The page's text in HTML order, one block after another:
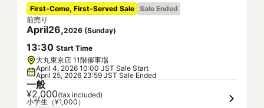
First-Come, First-Served Sale Sale Ended
前売り
April26,2026 (Sunday)
13:30 Start Time
大丸東京店 11階催事場
April 4, 2026 10:00 JST Sale Start
April 25, 2026 23:59 JST Sale Ended
一般
¥2,000(tax included)
小学生（¥1,000）